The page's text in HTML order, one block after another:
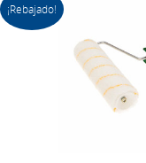
¡Rebajado!